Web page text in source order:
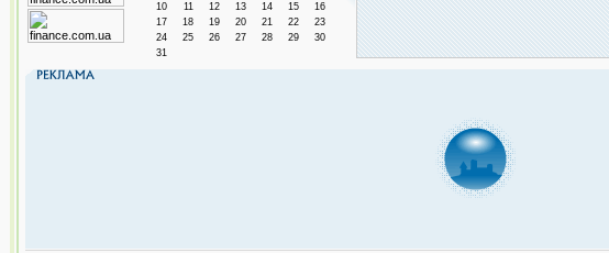
10
11 12 13 14 15
16
17
18 19 20 21 22
23
24
25 26 27 28 29
30
31